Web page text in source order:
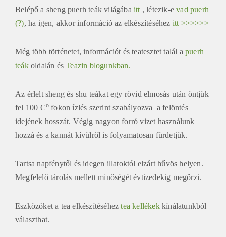
Belépő a sheng puerh teák világába itt , létezik-evad puerh
(?), ha igen, akkor információ az elkészítéséhez itt >>>>>>
Még több történetet, információt és teatesztet talál apuerh
teákoldalán és Teazin blogunkban.
Az érlelt sheng és shu teákat egy rövid elmosás után öntjük
fel 100 Co fokon ízlés szerint szabályozva a felöntés
idejének hosszát. Végig nagyon forró vizet használunk
hozzá és a kannát kívülről is folyamatosan fürdetjük.
Tartsa napfénytől és idegen illatoktól elzárt hűvös helyen.
Megfelelő tárolás mellett minőségét évtizedekig megőrzi.
Eszközöket a tea elkészítéséhez tea kellékek kínálatunkból
választhat.